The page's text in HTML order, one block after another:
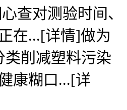
查对测验时间、
在...[详情]做为
类削减塑料污染
康糊口...[详